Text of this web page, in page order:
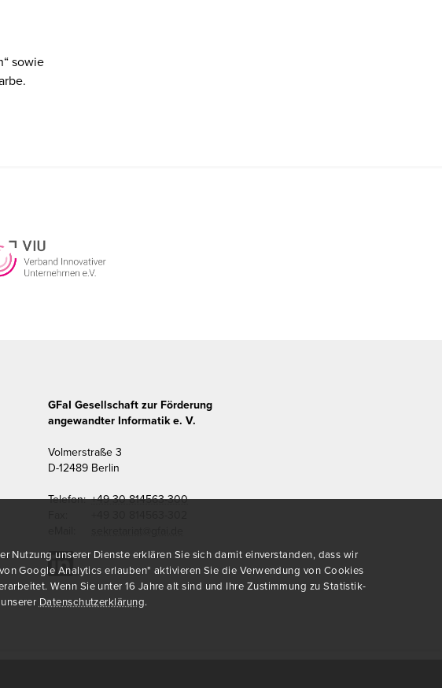
unserer Dienste erklären Sie sich damit einverstanden, dass wir
Google Analytics erlauben" aktivieren Sie die Verwendung von Cookies
Wenn Sie unter 16 Jahre alt sind und Ihre Zustimmung zu Statistik-
Datenschutzerklärung.
sowie
GFaI Gesellschaft zur Förderung
angewandter Informatik e. V.
Volmerstraße 3
D-12489 Berlin
Telefon: +49 30 814563-300